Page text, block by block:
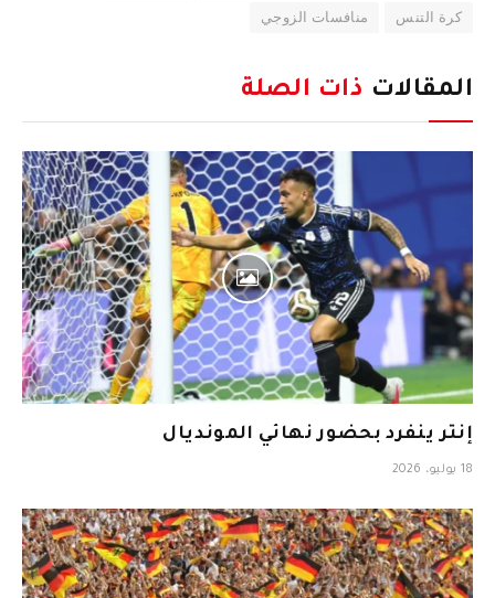
كرة التنس منافسات الزوجي
المقالات ذات الصلة
إنتر ينفرد بحضور نهائي المونديال
18 يوليو، 2026